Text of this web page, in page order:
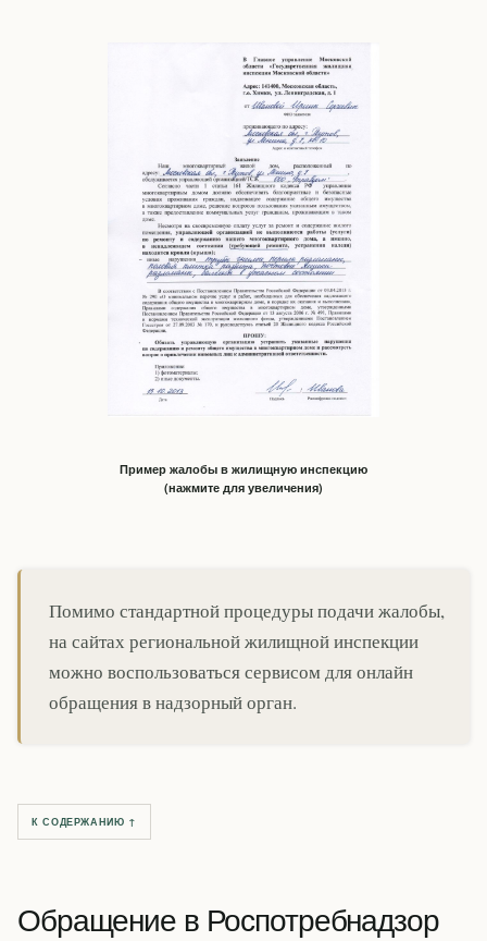
Пример жалобы в жилищную инспекцию
(нажмите для увеличения)
Помимо стандартной процедуры подачи жалобы,
на сайтах региональной жилищной инспекции
можно воспользоваться сервисом для онлайн
обращения в надзорный орган.
К СОДЕРЖАНИЮ ↑
Обращение в Роспотребнадзор